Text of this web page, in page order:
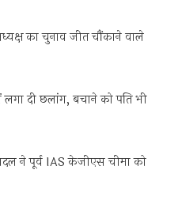
का चुनाव जीत चौंकाने वाले
दी छलांग, बचाने को पति भी
ने पूर्व IAS केजीएस चीमा को